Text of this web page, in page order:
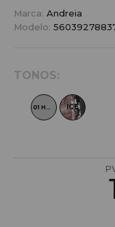
Marca: Andreia
Modelo:
TONOS:
ICE